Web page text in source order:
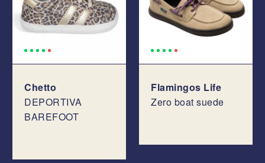
Chetto
DEPORTIVA
BAREFOOT
Flamingos Life
Zero boat suede